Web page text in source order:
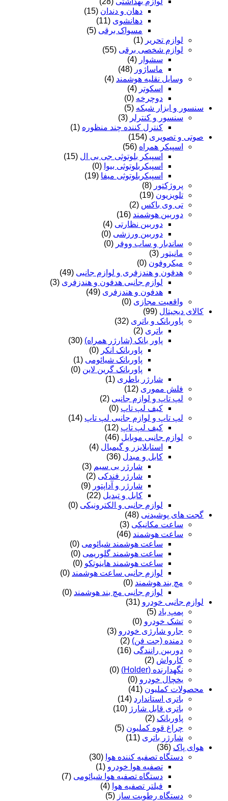
دهان و دندان (15)
دهانشوی (11)
مسواک برقی (5)
لوازم تحریر (1)
لوازم شخصی برقی (55)
سشوار (4)
ماساژور (48)
وسایل نقلیه هوشمند (4)
اسکوتر (4)
دوچرخه (0)
سنسور و ابزار شبکه (5)
سنسور و کنترلر (3)
کنترل کننده چند منظوره (1)
صوتی و تصویری (154)
اسپیکر همراه (56)
اسپیکر بلوتوثی جی بی ال (15)
اسپیکربلوتوثی بیوا (0)
اسپیکربلوتوثی میفا (19)
پروژکتور (8)
تلویزیون (19)
تی وی باکس (2)
دوربین هوشمند (16)
دوربین نظارتی (4)
دوربین ورزشی (0)
ساندبار و ساب ووفر (0)
مانیتور (3)
میکروفون (0)
هدفون و هندزفری و لوازم جانبی (49)
لوازم جانبی هدفون و هندزفری (3)
هدفون و هندزفری (49)
واقعیت مجازی (0)
کالای دیجیتال (99)
پاوربانک و باتری (32)
باتری (2)
پاور بانک (شارژر همراه) (30)
پاوربانک انکر (0)
پاوربانک شیائومی (1)
پاوربانک گرین لاین (0)
شارژر باطری (1)
فلش مموری (12)
لپ تاپ و لوازم جانبی (2)
کیف لپ تاپ (0)
لپ تاپ و لوازم جانبی لپ تاپ (14)
کیف لپ تاپ (12)
لوازم جانبی موبایل (46)
استابلایزر و گیمبال (4)
کابل و مبدل (36)
شارژر بی سیم (3)
شارژر فندکی (2)
شارژر و آداپتور (9)
کابل و تبدیل (22)
لوازم جانبی و الکترونیکی (0)
گجت های پوشیدنی (48)
ساعت مکانیکی (3)
ساعت هوشمند (46)
ساعت هوشمند شیائومی (0)
ساعت هوشمند گلوریمی (0)
ساعت هوشمند هاینوتکو (0)
لوازم جانبی ساعت هوشمند (0)
مچ بند هوشمند (0)
لوازم جانبی مچ بند هوشمند (0)
لوازم جانبی خودرو (31)
پمپ باد (5)
تشک خودرو (0)
جارو شارژی خودرو (3)
دمنده (جت فن) (2)
دوربین رانندگی (16)
کارواش (2)
نگهدارنده (Holder)
(0)
یخچال خودرو (0)
محصولات کملیون (41)
باتری استاندارد (14)
باتری قابل شارژ (10)
پاوربانک (2)
چراغ قوه کملیون (5)
شارژر باتری (11)
هوای پاک (36)
دستگاه تصفیه کننده هوا (30)
تصفیه هوا خودرو (1)
دستگاه تصفیه هوا شیائومی (7)
فیلتر تصفیه هوا (4)
دستگاه رطوبت ساز (5)